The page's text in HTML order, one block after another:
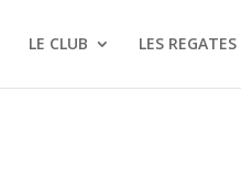
LE CLUB LES REGATES